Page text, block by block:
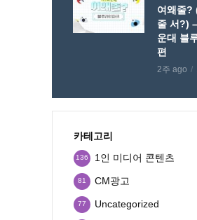
여왜줄?
줄 서?)
운대 블
편
2주 ago
카테고리
1인 미디어 콘텐츠
136
CM광고
81
Uncategorized
77